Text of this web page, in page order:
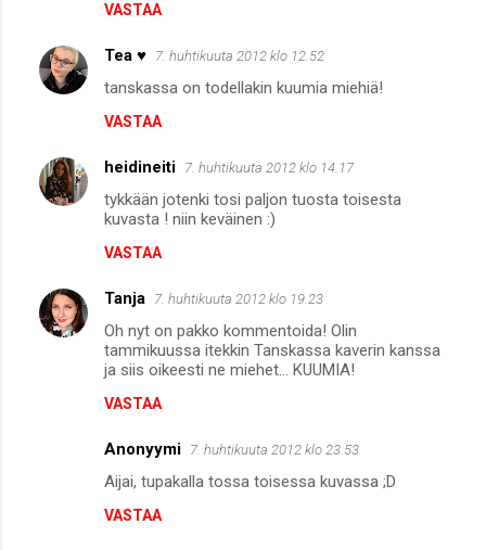
VASTAA
Tea ♥ 7. huhtikuuta 2012 klo 12.52
tanskassa on todellakin kuumia miehiä!
VASTAA
heidineiti 7. huhtikuuta 2012 klo 14.17
tykkään jotenki tosi paljon tuosta toisesta
kuvasta ! niin keväinen :)
VASTAA
Tanja 7. huhtikuuta 2012 klo 19.23
Oh nyt on pakko kommentoida! Olin
tammikuussa itekkin Tanskassa kaverin kanssa
ja siis oikeesti ne miehet... KUUMIA!
VASTAA
Anonyymi 7. huhtikuuta 2012 klo 23.53
Aijai, tupakalla tossa toisessa kuvassa ;D
VASTAA